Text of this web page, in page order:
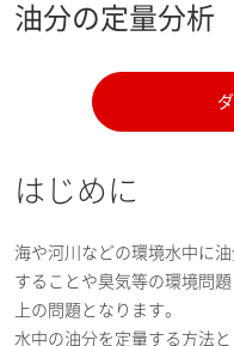
油分の定量分析
はじめに
海や河川などの環境水中に
することや臭気等の環境問
上の問題となります。
水中の油分を定量する方法